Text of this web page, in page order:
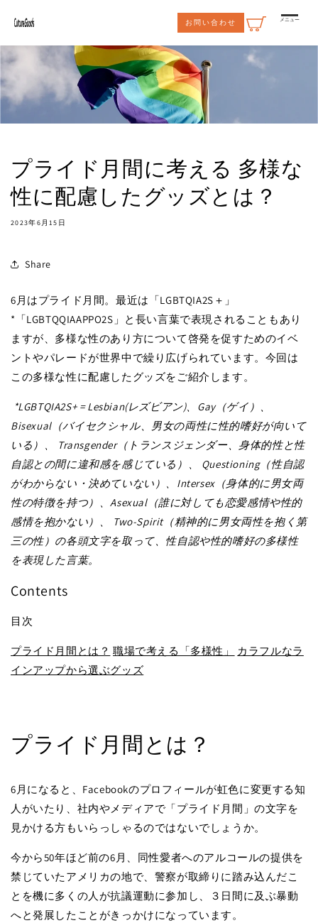
ンツに
進む
お問い合わせ メニュー
プライド月間に考える 多様な
性に配慮したグッズとは？
2023年6月15日
Share
6月はプライド月間。最近は「LGBTQIA2S＋」
*「LGBTQQIAAPPO2S」と長い言葉で表現されることもあり
ますが、多様な性のあり方について啓発を促すためのイベ
ントやパレードが世界中で繰り広げられています。今回は
この多様な性に配慮したグッズをご紹介します。
*LGBTQIA2S+ = Lesbian(レズビアン)、Gay（ゲイ）、
Bisexual（バイセクシャル、男女の両性に性的嗜好が向いて
いる）、 Transgender（トランスジェンダー、身体的性と性
自認との間に違和感を感じている）、 Questioning（性自認
がわからない・決めていない）、Intersex（身体的に男女両
性の特徴を持つ）、Asexual（誰に対しても恋愛感情や性的
感情を抱かない）、 Two-Spirit（精神的に男女両性を抱く第
三の性）の各頭文字を取って、性自認や性的嗜好の多様性
を表現した言葉。
Contents
目次
プライド月間とは？ 職場で考える「多様性」
カラフルなラ
インアップから選ぶグッズ
プライド月間とは？
6月になると、Facebookのプロフィールが虹色に変更する知
人がいたり、社内やメディアで「プライド月間」の文字を
見かける方もいらっしゃるのではないでしょうか。
今から50年ほど前の6月、同性愛者へのアルコールの提供を
禁じていたアメリカの地で、警察が取締りに踏み込んだこ
とを機に多くの人が抗議運動に参加し、３日間に及ぶ暴動
へと発展したことがきっかけになっています。